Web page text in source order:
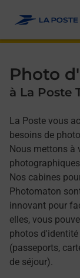
Photo
à La Poste
La Poste vous
besoins de
Nous mettons à
Nos cabines
Photomaton
innovant pour
elles, vous
photos
(passeports,
de séjour).